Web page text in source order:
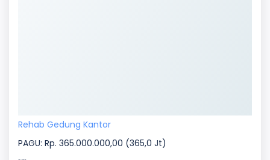
Rehab Gedung Kantor
PAGU: Rp. 365.000.000,00 (365,0 Jt)